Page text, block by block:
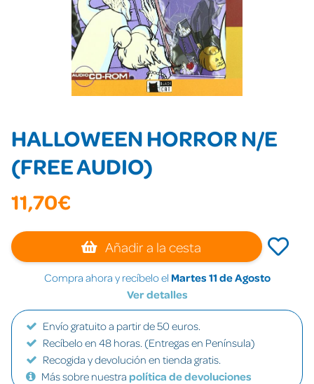
HALLOWEEN HORROR N/E
(FREE AUDIO)
11,70€
Añadir a la cesta
Compra ahora y recíbelo el Martes 11 de Agosto
Ver detalles
Envío gratuito a partir de 50 euros.
Recíbelo en 48 horas. (Entregas en Península)
Recogida y devolución en tienda gratis.
Más sobre nuestra política de devoluciones